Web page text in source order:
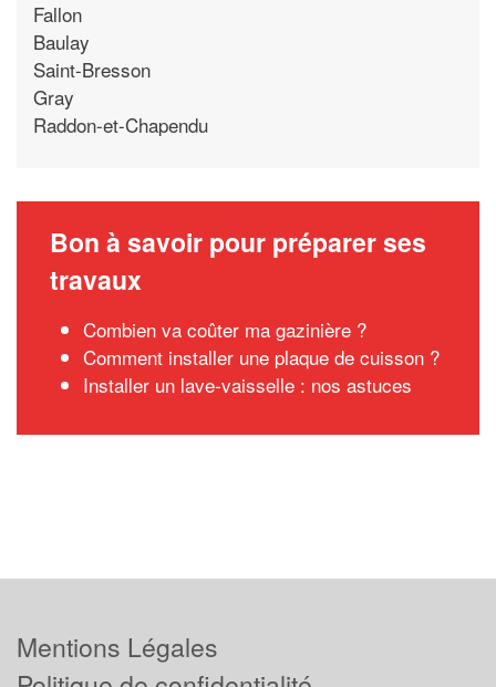
Fallon
Baulay
Saint-Bresson
Gray
Raddon-et-Chapendu
Bon à savoir pour préparer ses
travaux
Combien va coûter ma gazinière ?
Comment installer une plaque de cuisson ?
Installer un lave-vaisselle : nos astuces
Mentions Légales